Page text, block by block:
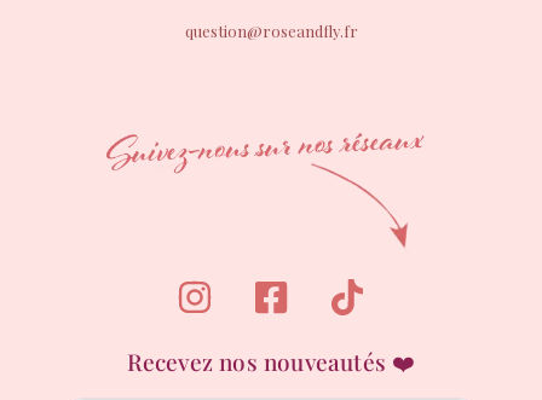
question@roseandfly.fr
Recevez nos nouveautés ❤️